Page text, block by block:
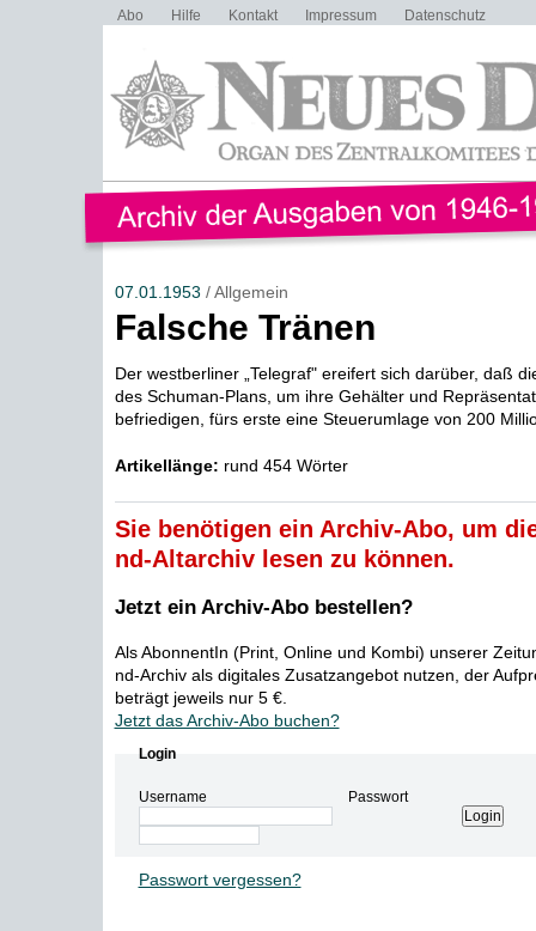
Abo Hilfe Kontakt Impressum Datenschutz
07.01.1953 / Allgemein
Falsche Tränen
Der westberliner „Telegraf" ereifert sich darüber, daß
des Schuman-Plans, um ihre Gehälter und
befriedigen, fürs erste eine Steuerumlage von 200
Artikellänge: rund 454 Wörter
Sie benötigen ein Archiv-Abo, um
nd-Altarchiv lesen zu können.
Jetzt ein Archiv-Abo bestellen?
Als AbonnentIn (Print, Online und Kombi) unserer
nd-Archiv als digitales Zusatzangebot nutzen, der
beträgt jeweils nur 5 €.
Jetzt das Archiv-Abo buchen?
Login
Username Passwort
Passwort vergessen?